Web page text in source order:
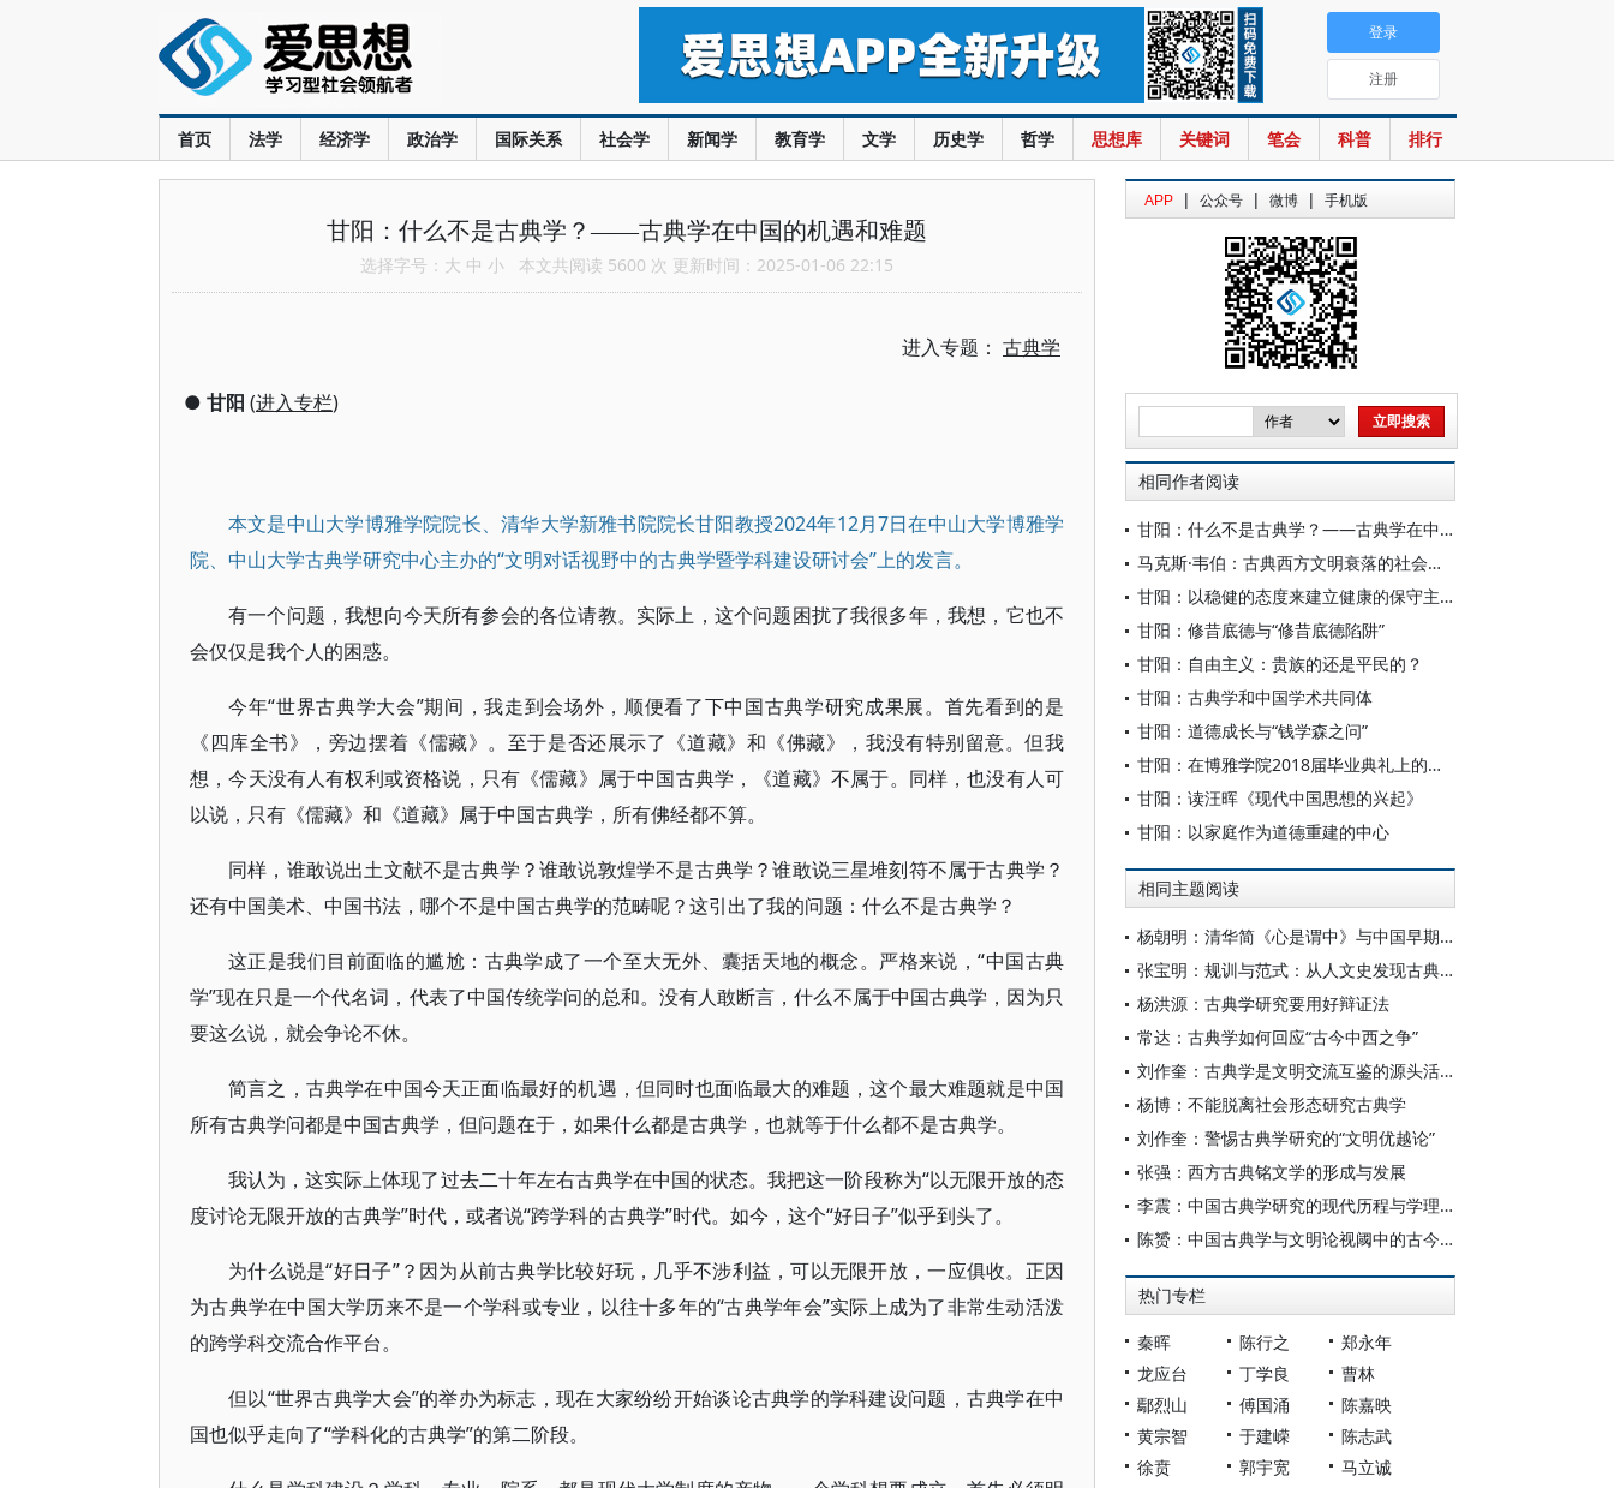
首页 法学 经济学 政治学 国际关系 社会学 新闻学 教育学 文学 历史学 哲学 思想库 关键词 笔会 科普 排行
登录
注册
甘阳：什么不是古典学？——古典学在中国的机遇和难题
选择字号： 大 中 小 本文共阅读 5600 次 更新时间：2025-01-06 22:15
进入专题： 古典学
● 甘阳 (进入专栏)
本文是中山大学博雅学院院长、清华大学新雅书院院长甘阳教授2024年12月7日在中山大学博雅学
院、中山大学古典学研究中心主办的“文明对话视野中的古典学暨学科建设研讨会”上的发言。
有一个问题，我想向今天所有参会的各位请教。实际上，这个问题困扰了我很多年，我想，它也不
会仅仅是我个人的困惑。
今年“世界古典学大会”期间，我走到会场外，顺便看了下中国古典学研究成果展。首先看到的是
《四库全书》，旁边摆着《儒藏》。至于是否还展示了《道藏》和《佛藏》，我没有特别留意。但我
想，今天没有人有权利或资格说，只有《儒藏》属于中国古典学，《道藏》不属于。同样，也没有人可
以说，只有《儒藏》和《道藏》属于中国古典学，所有佛经都不算。
同样，谁敢说出土文献不是古典学？谁敢说敦煌学不是古典学？谁敢说三星堆刻符不属于古典学？
还有中国美术、中国书法，哪个不是中国古典学的范畴呢？这引出了我的问题：什么不是古典学？
这正是我们目前面临的尴尬：古典学成了一个至大无外、囊括天地的概念。严格来说，“中国古典
学”现在只是一个代名词，代表了中国传统学问的总和。没有人敢断言，什么不属于中国古典学，因为只
要这么说，就会争论不休。
简言之，古典学在中国今天正面临最好的机遇，但同时也面临最大的难题，这个最大难题就是中国
所有古典学问都是中国古典学，但问题在于，如果什么都是古典学，也就等于什么都不是古典学。
我认为，这实际上体现了过去二十年左右古典学在中国的状态。我把这一阶段称为“以无限开放的态
度讨论无限开放的古典学”时代，或者说“跨学科的古典学”时代。如今，这个“好日子”似乎到头了。
为什么说是“好日子”？因为从前古典学比较好玩，几乎不涉利益，可以无限开放，一应俱收。正因
为古典学在中国大学历来不是一个学科或专业，以往十多年的“古典学年会”实际上成为了非常生动活泼
的跨学科交流合作平台。
但以“世界古典学大会”的举办为标志，现在大家纷纷开始谈论古典学的学科建设问题，古典学在中
国也似乎走向了“学科化的古典学”的第二阶段。
APP | 公众号 | 微博 | 手机版
相同作者阅读
甘阳：什么不是古典学？——古典学在中国的机遇和难题
马克斯·韦伯：古典西方文明衰落的社会原因[1]
甘阳：以稳健的态度来建立健康的保守主义
甘阳：修昔底德与“修昔底德陷阱”
甘阳：自由主义：贵族的还是平民的？
甘阳：古典学和中国学术共同体
甘阳：道德成长与“钱学森之问”
甘阳：在博雅学院2018届毕业典礼上的致辞
甘阳：读汪晖《现代中国思想的兴起》
甘阳：以家庭作为道德重建的中心
相同主题阅读
杨朝明：清华简《心是谓中》与中国早期心论——脉络重审、学术反思及古典学范式转型
张宝明：规训与范式：从人文史发现古典学
杨洪源：古典学研究要用好辩证法
常达：古典学如何回应“古今中西之争”
刘作奎：古典学是文明交流互鉴的源头活水
杨博：不能脱离社会形态研究古典学
刘作奎：警惕古典学研究的“文明优越论”
张强：西方古典铭文学的形成与发展
李震：中国古典学研究的现代历程与学理特质
陈赟：中国古典学与文明论视阈中的古今中西之争
热门专栏
秦晖 陈行之
郑永年
龙应台
丁学良
曹林
鄢烈山
傅国涌
陈嘉映
黄宗智
于建嵘
陈志武
徐贲
郭宇宽
马立诚